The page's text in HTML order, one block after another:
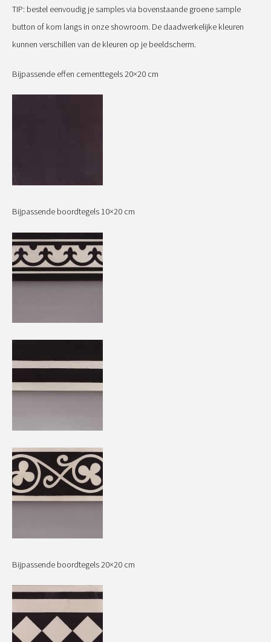
TIP: bestel eenvoudig je samples via bovenstaande groene sample
button of kom langs in onze showroom. De daadwerkelijke kleuren
kunnen verschillen van de kleuren op je beeldscherm.
Bijpassende effen cementtegels 20×20 cm
Bijpassende boordtegels 10×20 cm
Bijpassende boordtegels 20×20 cm